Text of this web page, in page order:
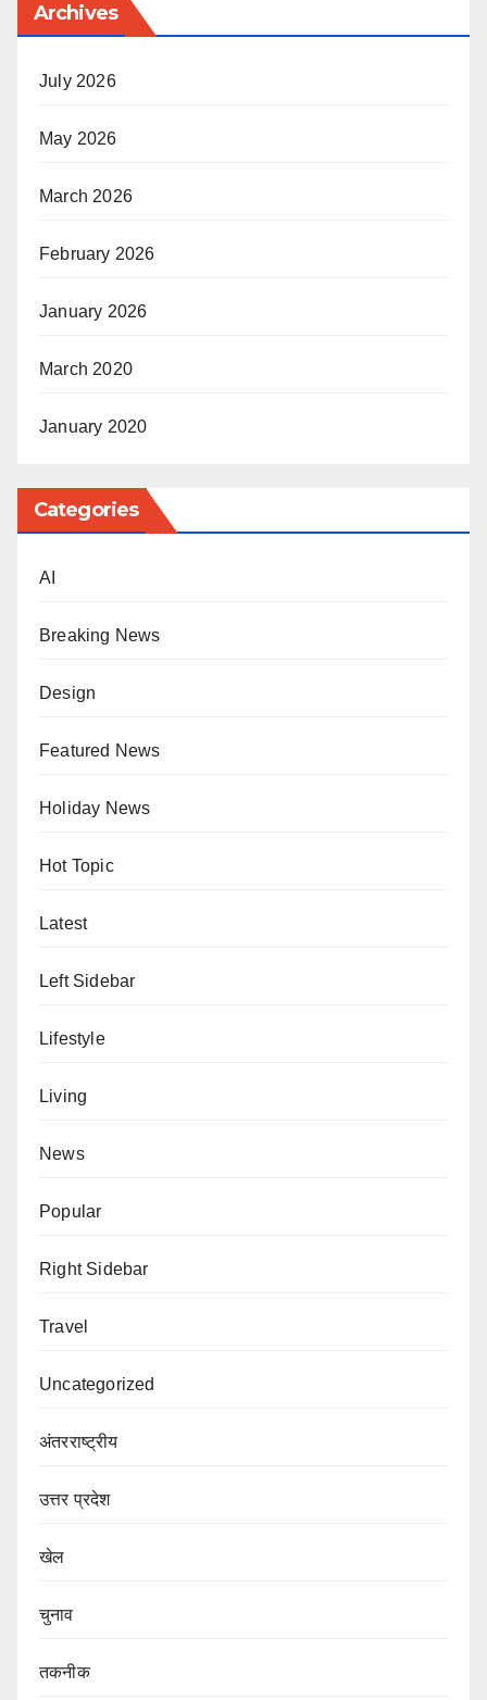
Archives
July 2026
May 2026
March 2026
February 2026
January 2026
March 2020
January 2020
Categories
AI
Breaking News
Design
Featured News
Holiday News
Hot Topic
Latest
Left Sidebar
Lifestyle
Living
News
Popular
Right Sidebar
Travel
Uncategorized
अंतरराष्ट्रीय
उत्तर प्रदेश
खेल
चुनाव
तकनीक